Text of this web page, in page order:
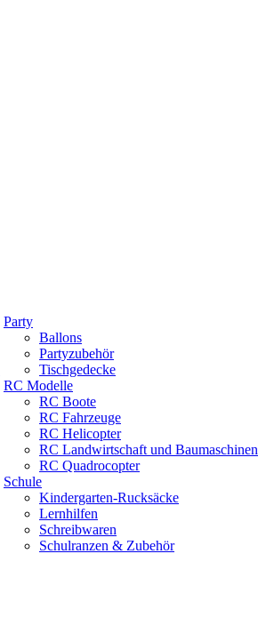
Party
Ballons
Partyzubehör
Tischgedecke
RC Modelle
RC Boote
RC Fahrzeuge
RC Helicopter
RC Landwirtschaft und Baumaschinen
RC Quadrocopter
Schule
Kindergarten-Rucksäcke
Lernhilfen
Schreibwaren
Schulranzen & Zubehör